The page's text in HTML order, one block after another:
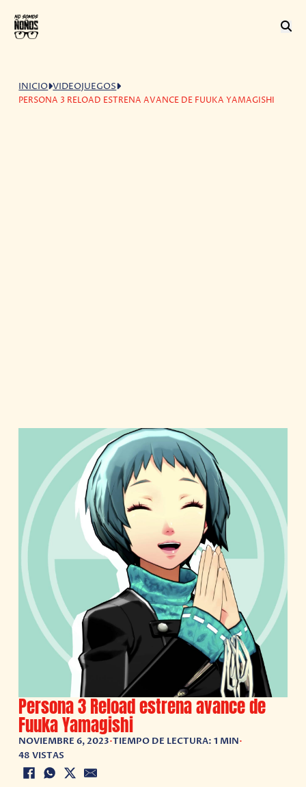
INICIO VIDEOJUEGOS
PERSONA 3 RELOAD ESTRENA AVANCE DE FUUKA YAMAGISHI
Persona 3 Reload estrena avance de
Fuuka Yamagishi
NOVIEMBRE 6, 2023•TIEMPO DE LECTURA: 1 MIN•
48 VISTAS